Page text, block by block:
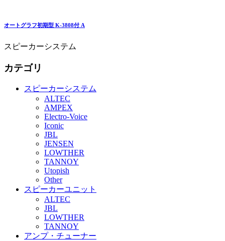
オートグラフ初期型 K-3808付 A
スピーカーシステム
カテゴリ
スピーカーシステム
ALTEC
AMPEX
Electro-Voice
Iconic
JBL
JENSEN
LOWTHER
TANNOY
Utopish
Other
スピーカーユニット
ALTEC
JBL
LOWTHER
TANNOY
アンプ・チューナー